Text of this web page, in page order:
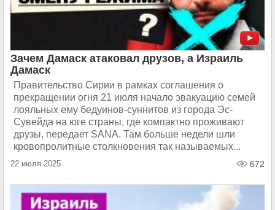
Зачем Дамаск атаковал друзов, а Израиль
Дамаск
Правительство Сирии в рамках соглашения о
прекращении огня 21 июля начало эвакуацию семей
лояльных ему бедуинов-суннитов из города Эс-
Сувейда на юге страны, где компактно проживают
друзы, передает SANA. Там больше недели шли
кровопролитные столкновения так называемых...
22 июля 2025 672